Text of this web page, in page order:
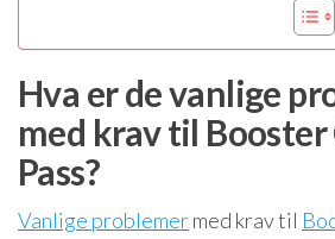
Hva er de vanlige
med krav til Booster
Pass?
Vanlige problemermed krav til